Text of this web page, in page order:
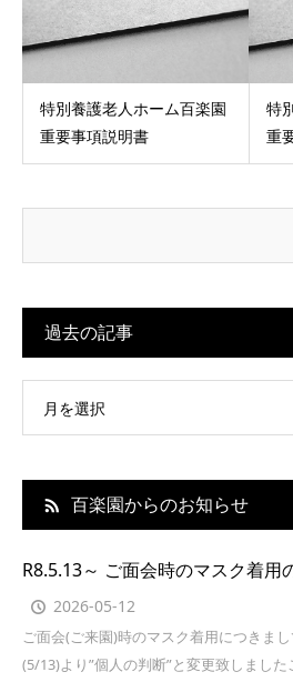
特別養護老人ホーム百楽園
重要事項説明書
特
重
過去の記事
月を選択
百楽園からのお知らせ
R8.5.13～ ご面会時のマスク着用
2026-05-12
ご面会(ご来園)時のマスク着用につきま
(5/13)より”個人の判断”と変更致しまし